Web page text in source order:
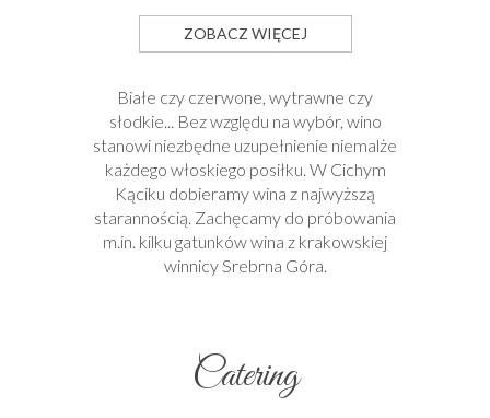
ZOBACZ WIĘCEJ
Białe czy czerwone, wytrawne czy
słodkie... Bez względu na wybór, wino
stanowi niezbędne uzupełnienie niemalże
każdego włoskiego posiłku. W Cichym
Kąciku dobieramy wina z najwyższą
starannością. Zachęcamy do próbowania
m.in. kilku gatunków wina z krakowskiej
winnicy Srebrna Góra.
Catering